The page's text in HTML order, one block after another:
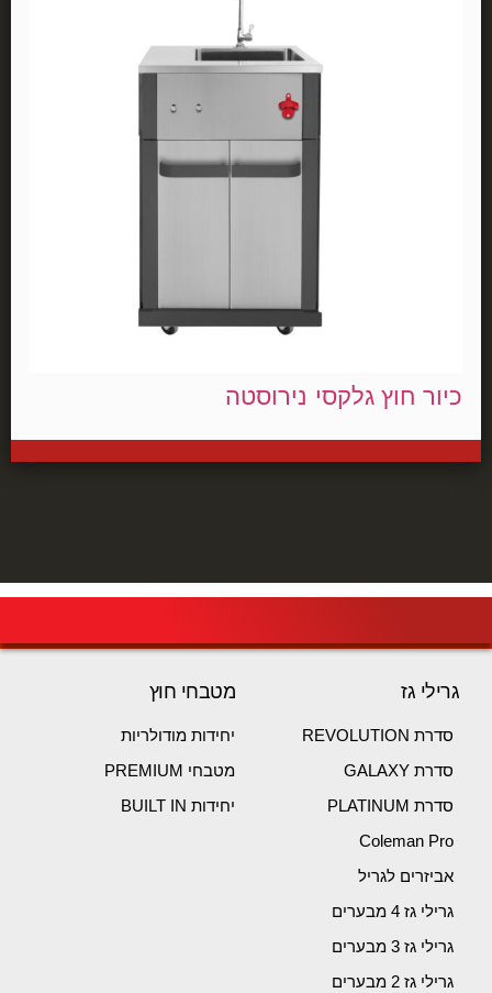
כיור חוץ גלקסי נירוסטה
גרילי גז
סדרת REVOLUTION
סדרת GALAXY
סדרת PLATINUM
Coleman Pro
אביזרים לגריל
גרילי גז 4 מבערים
גרילי גז 3 מבערים
גרילי גז 2 מבערים
מטבחי חוץ
יחידות מודולריות
מטבחי PREMIUM
יחידות BUILT IN